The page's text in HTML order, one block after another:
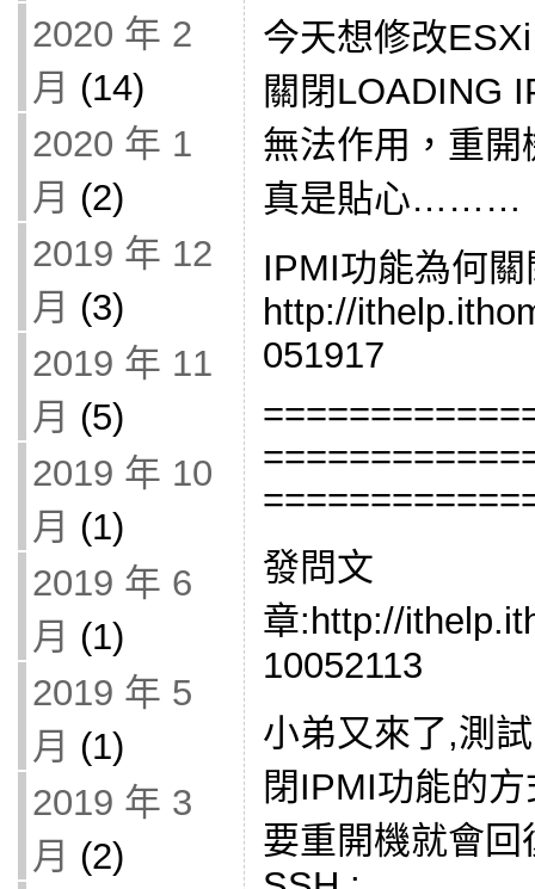
2020 年 2
月 (14)
2020 年 1
月 (2)
2019 年 12
月 (3)
2019 年 11
月 (5)
2019 年 10
月 (1)
2019 年 6
月 (1)
2019 年 5
月 (1)
2019 年 3
月 (2)
今天想修改
關閉LOADING
無法作用，重
真是貼心………
IPMI功能為何
http://
051917
發問文
章:http://
10052113
小弟又來了,測
閉IPMI功能的
要重開機就會